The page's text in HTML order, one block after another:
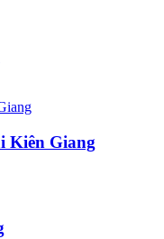
Kiên Giang